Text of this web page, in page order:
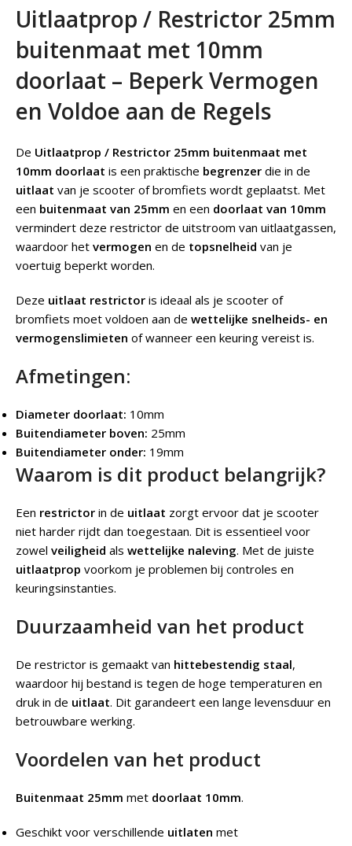
Uitlaatprop / Restrictor 25mm
buitenmaat met 10mm
doorlaat – Beperk Vermogen
en Voldoe aan de Regels
De Uitlaatprop / Restrictor 25mm buitenmaat met
10mm doorlaat is een praktische begrenzer die in de
uitlaat van je scooter of bromfiets wordt geplaatst. Met
een buitenmaat van 25mm en een doorlaat van 10mm
vermindert deze restrictor de uitstroom van uitlaatgassen,
waardoor het vermogen en de topsnelheid van je
voertuig beperkt worden.
Deze uitlaat restrictor is ideaal als je scooter of
bromfiets moet voldoen aan de wettelijke snelheids- en
vermogenslimieten of wanneer een keuring vereist is.
Afmetingen:
Diameter doorlaat: 10mm
Buitendiameter boven: 25mm
Buitendiameter onder: 19mm
Waarom is dit product belangrijk?
Een restrictor in de uitlaat zorgt ervoor dat je scooter
niet harder rijdt dan toegestaan. Dit is essentieel voor
zowel veiligheid als wettelijke naleving. Met de juiste
uitlaatprop voorkom je problemen bij controles en
keuringsinstanties.
Duurzaamheid van het product
De restrictor is gemaakt van hittebestendig staal,
waardoor hij bestand is tegen de hoge temperaturen en
druk in de uitlaat. Dit garandeert een lange levensduur en
betrouwbare werking.
Voordelen van het product
Buitenmaat 25mm met doorlaat 10mm.
Geschikt voor verschillende uitlaten met